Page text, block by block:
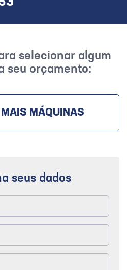
selecionar algum
seu orçamento:
MÁQUINAS
seus dados